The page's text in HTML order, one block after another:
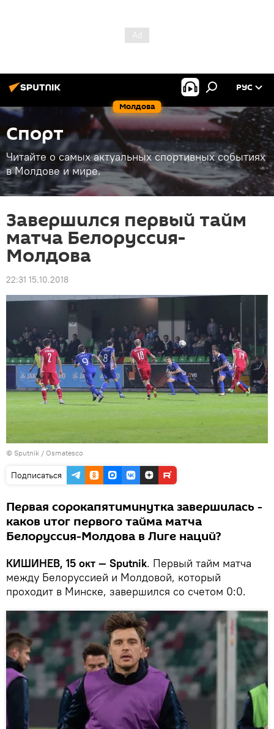
Молдова
РУС
Спорт
Читайте о самых актуальных спортивных событиях
в Молдове и мире.
Завершился первый тайм
матча Белоруссия-
Молдова
22:31 15.10.2018
© Sputnik / Osmatesco
Подписаться
Первая сорокапятиминутка завершилась -
каков итог первого тайма матча
Белоруссия-Молдова в Лиге наций?
КИШИНЕВ, 15 окт — Sputnik. Первый тайм матча
между Белоруссией и Молдовой, который
проходит в Минске, завершился со счетом 0:0.